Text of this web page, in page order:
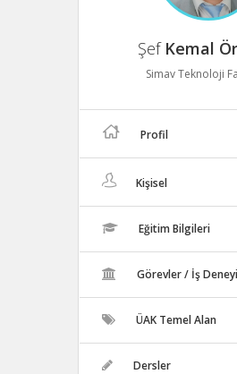
Şef Kemal
Simav Teknoloji
Profil
Kişisel
Eğitim Bilgileri
Görevler / İş
ÜAK Temel Alan
Dersler